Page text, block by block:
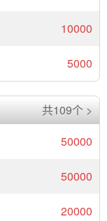
10000
5000
共109个 >
50000
50000
20000